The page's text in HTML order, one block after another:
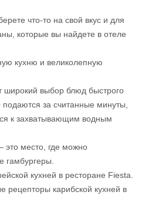
что-то на свой вкус и для
которые вы найдете в отеле
кухню и великолепную
широкий выбор блюд быстрого
подаются за считанные минуты,
к захватывающим водным
место, где можно
гамбургеры.
кухней в ресторане Fiesta.
рецепторы карибской кухней в